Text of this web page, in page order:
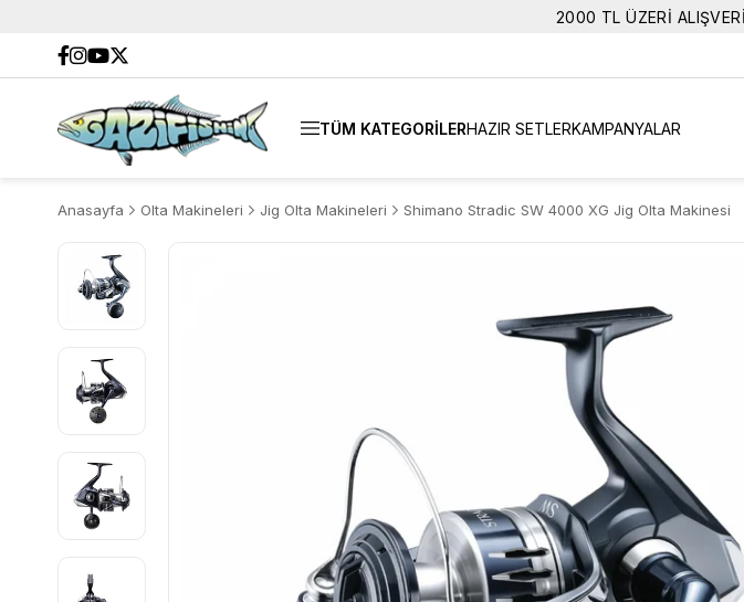
2000 TL ÜZERİ
TÜM KATEGORİLERHAZIR SETLERKAMPANYALAR
Anasayfa Olta Makineleri Jig Olta Makineleri Shimano Stradic SW 4000 XG Jig Olta Makinesi